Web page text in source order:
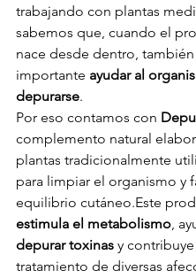
trabajando con plantas
sabemos que, cuando el
nace desde dentro, también
importante ayudar al
depurarse.
Por eso contamos con
complemento natural
plantas tradicionalmente
para limpiar el organismo y
equilibrio cutáneo.Este
estimula el metabolismo,
depurar toxinas y contribuye
tratamiento de diversas